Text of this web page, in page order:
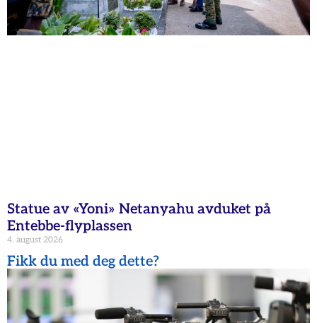
Statue av «Yoni» Netanyahu avduket på
Entebbe-flyplassen
4. august 2026
Fikk du med deg dette?